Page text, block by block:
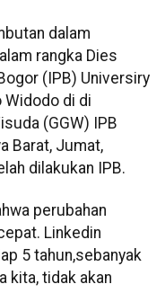
dalam
rangka Dies
(IPB) Universiry
Widodo di di
(GGW) IPB
Barat, Jumat,
dilakukan IPB.
perubahan
Linkedin
5 tahun,sebanyak
kita, tidak akan